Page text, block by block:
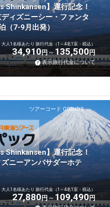
Shinkansen】運行記念！
ィズニーシー・ファンタ
7-9月出発）
大人1名様あたり 旅行代金（1～4名1室・税込）
34,910円 135,500円
表示旅行代金について
ツアーコード Q02NDS
Shinkansen】運行記念！
ニーアンバサダーホテ
大人1名様あたり 旅行代金（1～4名1室・税込）
27,880円 109,490円